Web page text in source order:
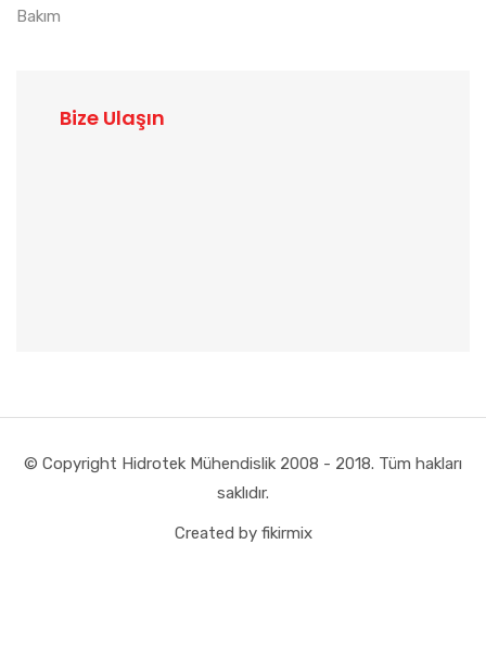
Bakım
Bize Ulaşın
© Copyright Hidrotek Mühendislik 2008 - 2018. Tüm hakları
saklıdır.
Created by fikirmix